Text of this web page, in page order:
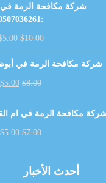
شركة مكافحة الرمة
:0507036261
$10.00
5.00
شركة مكافحة الرمة في أبوظبي
$8.00
$5.00
شركة مكافحة الرمة في ام القيوين
$7.00
$5.00
أحدث الأخبار